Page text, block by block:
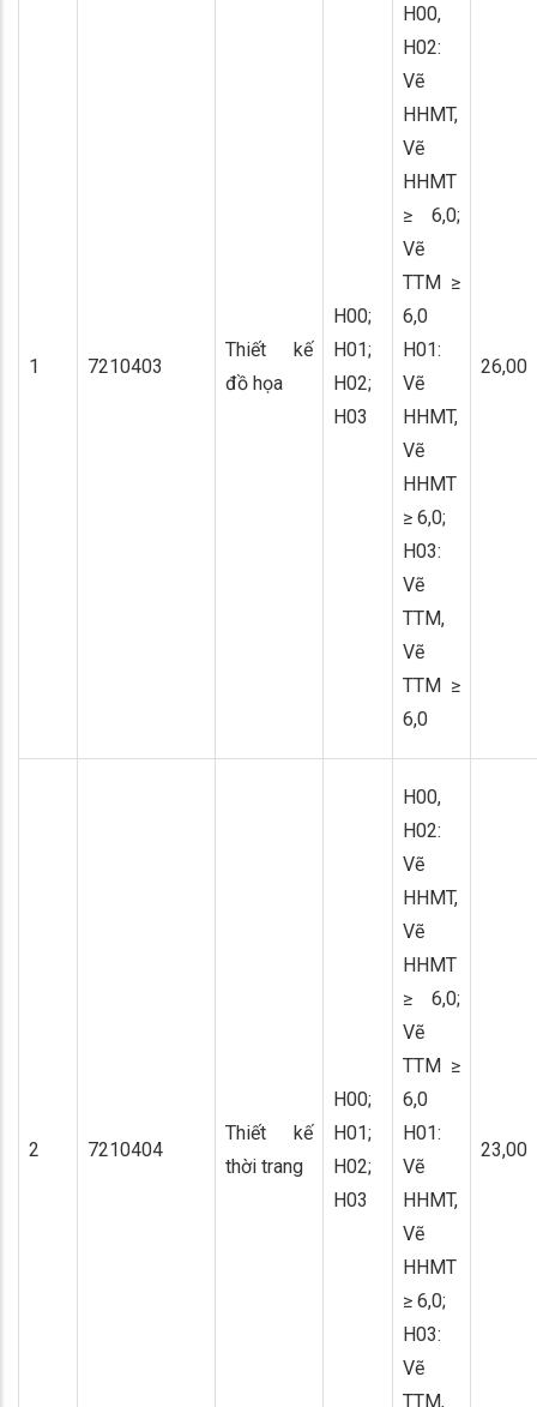
1 7210403
Thiết kế
đồ họa
H00;
H01;
H02;
H03
H00,
H02:
Vẽ
HHMT,
Vẽ
HHMT
≥ 6,0;
Vẽ
TTM ≥
6,0
H01:
Vẽ
HHMT,
Vẽ
HHMT
≥ 6,0;
H03:
Vẽ
TTM,
Vẽ
TTM ≥
6,0
26,00
2 7210404
Thiết kế
thời trang
H00;
H01;
H02;
H03
H00,
H02:
Vẽ
HHMT,
Vẽ
HHMT
≥ 6,0;
Vẽ
TTM ≥
6,0
H01:
Vẽ
HHMT,
Vẽ
HHMT
≥ 6,0;
H03:
Vẽ
TTM,
23,00